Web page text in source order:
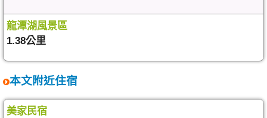
龍潭湖風景區
1.38公里
本文附近住宿
美家民宿